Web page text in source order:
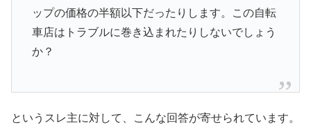
ップの価格の半額以下だったりします。この自転
車店はトラブルに巻き込まれたりしないでしょう
か？
というスレ主に対して、こんな回答が寄せられています。